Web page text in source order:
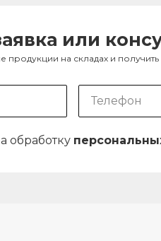
или
продукции на складах и
обработку